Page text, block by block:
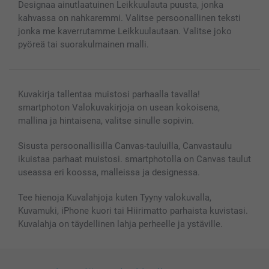
MyNameBook
Kuvakalenterit & Päivyrit
Valokuvakehykset & Lisätarvikkeet
Ehdot/takuut
Investor Relations
Hinnat & maksutavat
Tilausten tila
Designaa ainutlaatuinen Leikkuulauta puusta, jonka
kahvassa on nahkaremmi. Valitse persoonallinen teksti
jonka me kaverrutamme Leikkuulautaan. Valitse joko
pyöreä tai suorakulmainen malli.
Kuvakirja tallentaa muistosi parhaalla tavalla!
smartphoton Valokuvakirjoja on usean kokoisena,
mallina ja hintaisena, valitse sinulle sopivin.
Sisusta persoonallisilla Canvas-tauluilla, Canvastaulu
ikuistaa parhaat muistosi. smartphotolla on Canvas taulut
useassa eri koossa, malleissa ja designessa.
Tee hienoja Kuvalahjoja kuten Tyyny valokuvalla,
Kuvamuki, iPhone kuori tai Hiirimatto parhaista kuvistasi.
Kuvalahja on täydellinen lahja perheelle ja ystäville.